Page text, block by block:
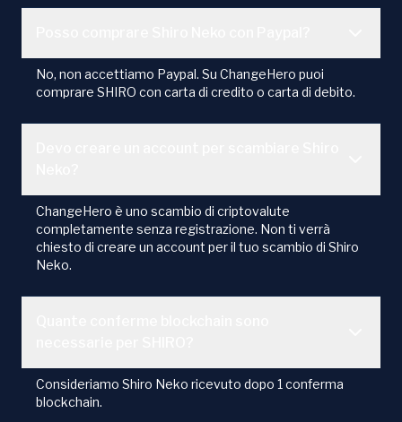
No, non accettiamo Paypal. Su ChangeHero puoi
comprare SHIRO con carta di credito o carta di debito.
ChangeHero è uno scambio di criptovalute
completamente senza registrazione. Non ti verrà
chiesto di creare un account per il tuo scambio di Shiro
Neko.
Consideriamo Shiro Neko ricevuto dopo 1 conferma
blockchain.